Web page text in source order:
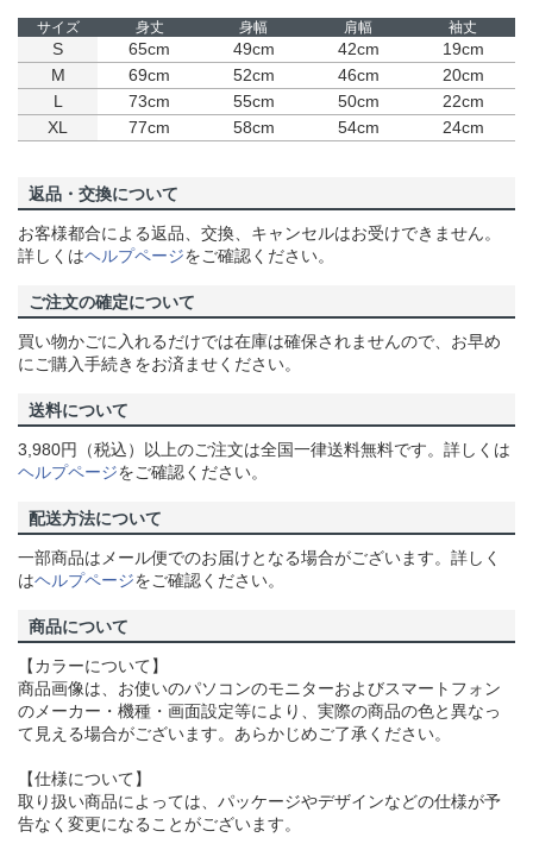
サイズ 身丈 身幅 肩幅 袖丈
S 65cm 49cm 42cm
19cm
M
69cm 52cm 46cm
20cm
L
73cm 55cm 50cm
22cm
XL
77cm 58cm 54cm 24cm
返品・交換について
お客様都合による返品、交換、キャンセルはお受けできません。
詳しくはヘルプページをご確認ください。
ご注文の確定について
買い物かごに入れるだけでは在庫は確保されませんので、お早め
にご購入手続きをお済ませください。
送料について
3,980円（税込）以上のご注文は全国一律送料無料です。詳しくは
ヘルプページをご確認ください。
配送方法について
一部商品はメール便でのお届けとなる場合がございます。詳しく
はヘルプページをご確認ください。
商品について
【カラーについて】
商品画像は、お使いのパソコンのモニターおよびスマートフォン
のメーカー・機種・画面設定等により、実際の商品の色と異なっ
て見える場合がございます。あらかじめご了承ください。
【仕様について】
取り扱い商品によっては、パッケージやデザインなどの仕様が予
告なく変更になることがございます。